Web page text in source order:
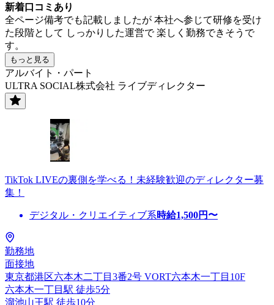
新着口コミあり
全ページ備考でも記載しましたが 本社へ参じて研修を受け
た段階として しっかりした運営で 楽しく勤務できそうで
す。
もっと見る
アルバイト・パート
ULTRA SOCIAL株式会社 ライブディレクター
TikTok LIVEの裏側を学べる！未経験歓迎のディレクター募
集！
デジタル・クリエイティブ系時給1,500円〜
勤務地
面接地
東京都港区六本木二丁目3番2号 VORT六本木一丁目10F
六本木一丁目駅 徒歩5分
溜池山王駅 徒歩10分